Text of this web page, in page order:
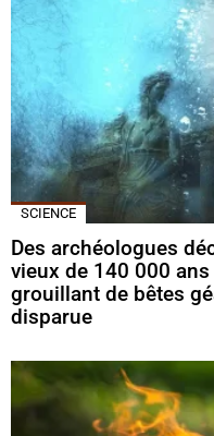
SCIENCE
Des archéologues
vieux de 140 000
grouillant de bêtes
disparue